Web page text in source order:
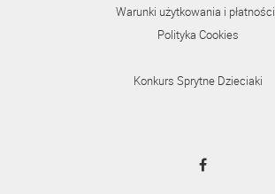
Warunki użytkowania i płatności
Polityka Cookies
Konkurs Sprytne Dzieciaki